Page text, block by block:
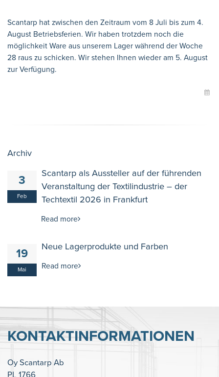
Scantarp hat zwischen den Zeitraum vom 8 Juli bis zum 4.
August Betriebsferien. Wir haben trotzdem noch die
möglichkeit Ware aus unserem Lager während der Woche
28 raus zu schicken. Wir stehen Ihnen wieder am 5. August
zur Verfügung.
Archiv
3
Feb
Scantarp als Aussteller auf der führenden
Veranstaltung der Textilindustrie – der
Techtextil 2026 in Frankfurt
Read more
19
Mai
Neue Lagerprodukte und Farben
Read more
KONTAKTINFORMATIONEN
Oy Scantarp Ab
PL 1766